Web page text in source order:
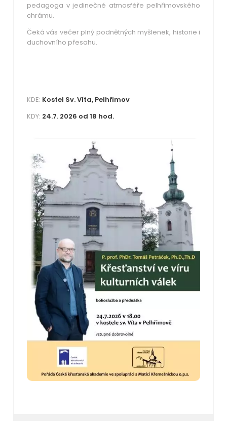
pedagoga v jedinečné atmosféře pelhřimovského
chrámu.
Čeká vás večer plný podnětných myšlenek, historie i
duchovního přesahu.
KDE: Kostel Sv. Víta, Pelhřimov
KDY: 24.7. 2026 od 18 hod.